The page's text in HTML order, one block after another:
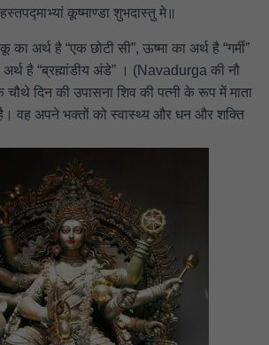
N
कूष्माण्डा शुभदास्तु मे॥
का अर्थ है “एक छोटी सी”, ऊष्मा का अर्थ है “गर्मी”
अर्थ है “ब्रह्मांडीय अंडे” । (Navadurga की नौ
चौथे दिन की उपासना शिव की पत्नी के रूप में माता
है। वह अपने भक्तों को स्वास्थ्य और धन और शक्ति